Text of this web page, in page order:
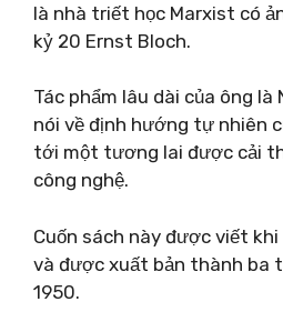
là nhà triết học Marxist có
kỷ 20 Ernst Bloch.
Tác phẩm lâu dài của ông là
nói về định hướng tự nhiên
tới một tương lai được cải
công nghệ.
Cuốn sách này được viết
và được xuất bản thành ba
1950.